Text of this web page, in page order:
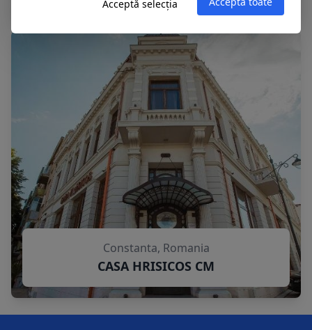
Constanta, Romania
CASA HRISICOS CM
Acceptă selecția